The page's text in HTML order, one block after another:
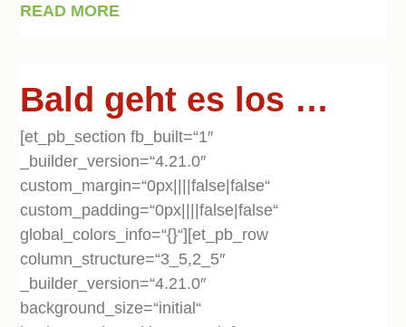
READ MORE
Bald geht es los …
[et_pb_section fb_built=“1″
_builder_version=“4.21.0″
custom_margin=“0px||||false|false“
custom_padding=“0px||||false|false“
global_colors_info=“{}“][et_pb_row
column_structure=“3_5,2_5″
_builder_version=“4.21.0″
background_size=“initial“